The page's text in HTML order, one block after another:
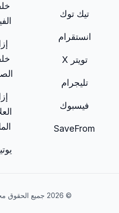
تيك توك
انستقرام
تويتر X
تليجرام
فيسبوك
SaveFrom
© 2026 جميع الحقوق محفوظة EveryWeb.